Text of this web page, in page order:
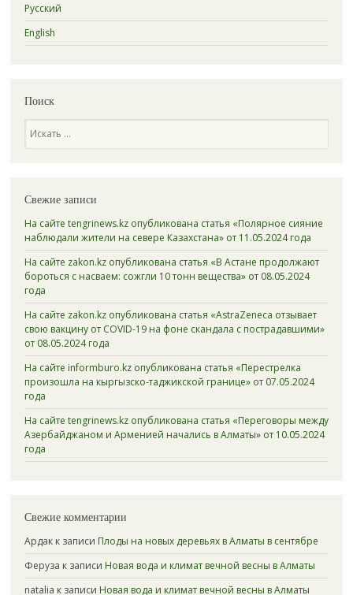
Русский
English
Поиск
Свежие записи
На сайте tengrinews.kz опубликована статья «Полярное сияние
наблюдали жители на севере Казахстана» от 11.05.2024 года
На сайте zakon.kz опубликована статья «В Астане продолжают
бороться с насваем: сожгли 10 тонн вещества» от 08.05.2024
года
На сайте zakon.kz опубликована статья «AstraZeneca отзывает
свою вакцину от COVID-19 на фоне скандала с пострадавшими»
от 08.05.2024 года
На сайте informburo.kz опубликована статья «Перестрелка
произошла на кыргызско-таджикской границе» от 07.05.2024
года
На сайте tengrinews.kz опубликована статья «Переговоры между
Азербайджаном и Арменией начались в Алматы» от 10.05.2024
года
Свежие комментарии
Ардакк записи Плоды на новых деревьях в Алматы в сентябре
Феруза к записи Новая вода и климат вечной весны в Алматы
natalia к записи Новая вода и климат вечной весны в Алматы